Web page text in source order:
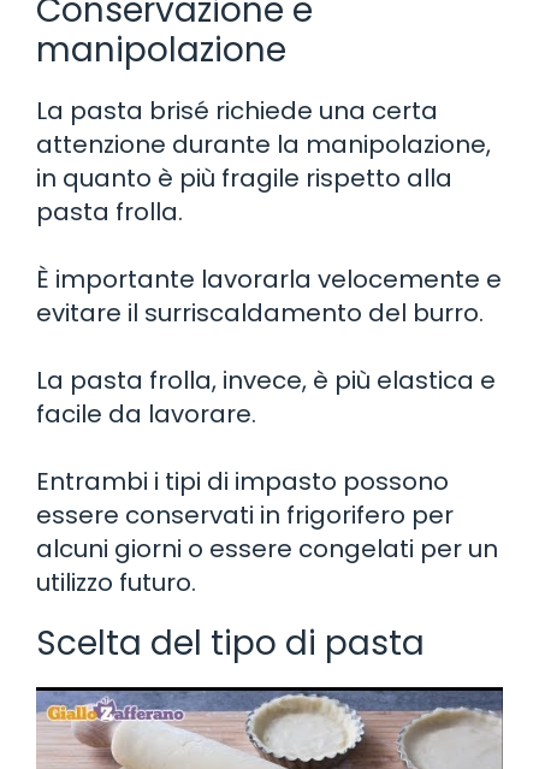
Conservazione e
manipolazione
La pasta brisé richiede una certa
attenzione durante la manipolazione,
in quanto è più fragile rispetto alla
pasta frolla.
È importante lavorarla velocemente e
evitare il surriscaldamento del burro.
La pasta frolla, invece, è più elastica e
facile da lavorare.
Entrambi i tipi di impasto possono
essere conservati in frigorifero per
alcuni giorni o essere congelati per un
utilizzo futuro.
Scelta del tipo di pasta